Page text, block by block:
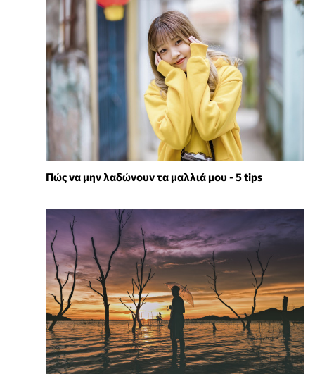
Πώς να μην λαδώνουν τα μαλλιά μου - 5 tips